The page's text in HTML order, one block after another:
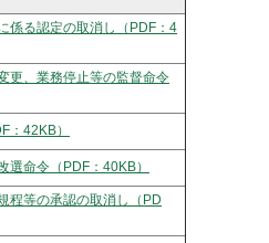
係る認定の取消し（PDF：4
更、業務停止等の監督命令
：42KB）
選命令（PDF：40KB）
程等の承認の取消し（PD